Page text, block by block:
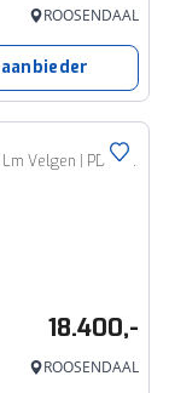
ROOSENDAAL
SEAT 1.0 95pk EcoTSI Style Plus Android/Carplay | Lm Velgen | PDC | Cruise 240
18.400,-
ROOSENDAAL